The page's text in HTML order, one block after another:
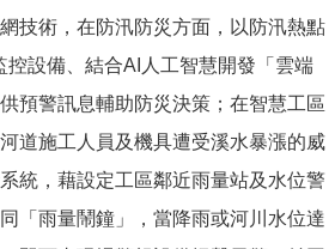
技術，在防汛防災方面，以防汛熱點
控設備、結合AI人工智慧開發「雲端
預警訊息輔助防災決策；在智慧工區
道施工人員及機具遭受溪水暴漲的威
統，藉設定工區鄰近雨量站及水位警
「雨量鬧鐘」，當降雨或河川水位達